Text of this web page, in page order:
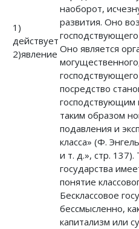
1)
действует
2)явление
наоборот,
развития. Оно
господствующего
Оно является
посредство
господствующим
таким образом
подавления и
класса» (Ф.
и т. д.», стр.
государства
понятие
Бесклассовое
бессмысленно,
капитализм или